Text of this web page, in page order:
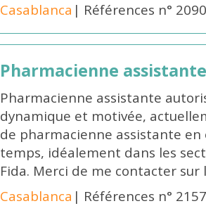
Casablanca | Références n°
Pharmacienne
Pharmacienne assistante
dynamique et motivée,
de pharmacienne assistante en
temps, idéalement dans les
Fida. Merci de me contacter sur
Casablanca | Références n°